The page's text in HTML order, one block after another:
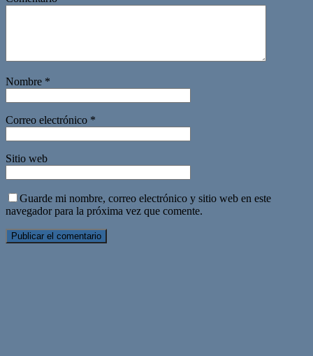
Nombre *
Correo electrónico *
Sitio web
Guarde mi nombre, correo electrónico y sitio web en este
navegador para la próxima vez que comente.